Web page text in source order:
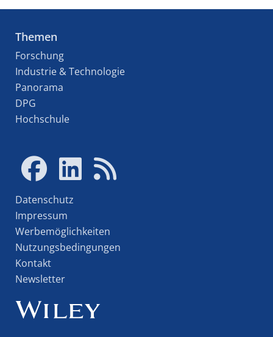
Themen
Forschung
Industrie & Technologie
Panorama
DPG
Hochschule
Datenschutz
Impressum
Werbemöglichkeiten
Nutzungsbedingungen
Kontakt
Newsletter